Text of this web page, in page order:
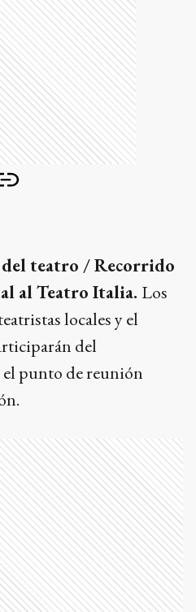
del teatro / Recorrido
al Teatro Italia. Los
locales y el
del
el punto de reunión